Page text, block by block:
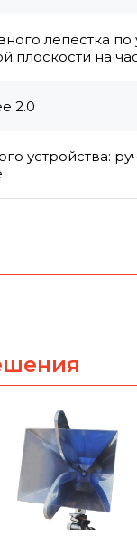
лепестка
плоскости на
2.0
устройства: